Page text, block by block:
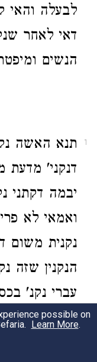
לבעלה והאי
דאי לאחר
הנשים
1
תנא האשה
דנקני'
יבמה דקתני
ואמאי לא
נקנית משום
הנקנין שזה
עברי נקנ'
וקרקעות
זה נקנה
possible on
Learn More.